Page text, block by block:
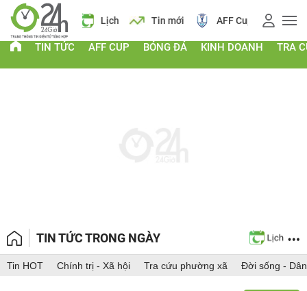
Lịch Tin mới AFF Cup Điểm chuẩn 2026
TIN TỨC AFF CUP BÓNG ĐÁ KINH DOANH TRA
TIN TỨC TRONG NGÀY
Tin HOT Chính trị - Xã hội Tra cứu phường xã Đời sống -